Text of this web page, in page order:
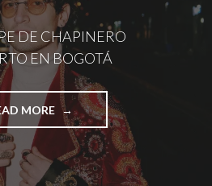
DE CHAPINERO
EN BOGOTÁ
MORE "DUPLAT
EL
PRÍNCIPE
DE
CHAPINERO